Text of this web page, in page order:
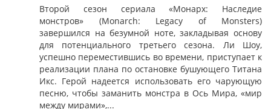
Второй сезон сериала «Монарх: Наследие
монстров» (Monarch: Legacy of Monsters)
завершился на безумной ноте, закладывая основу
для потенциального третьего сезона. Ли Шоу,
успешно переместившись во времени, приступает к
реализации плана по остановке бушующего Титана
Икс. Герой надеется использовать его чарующую
песню, чтобы заманить монстра в Ось Мира, «мир
между мирами»,...